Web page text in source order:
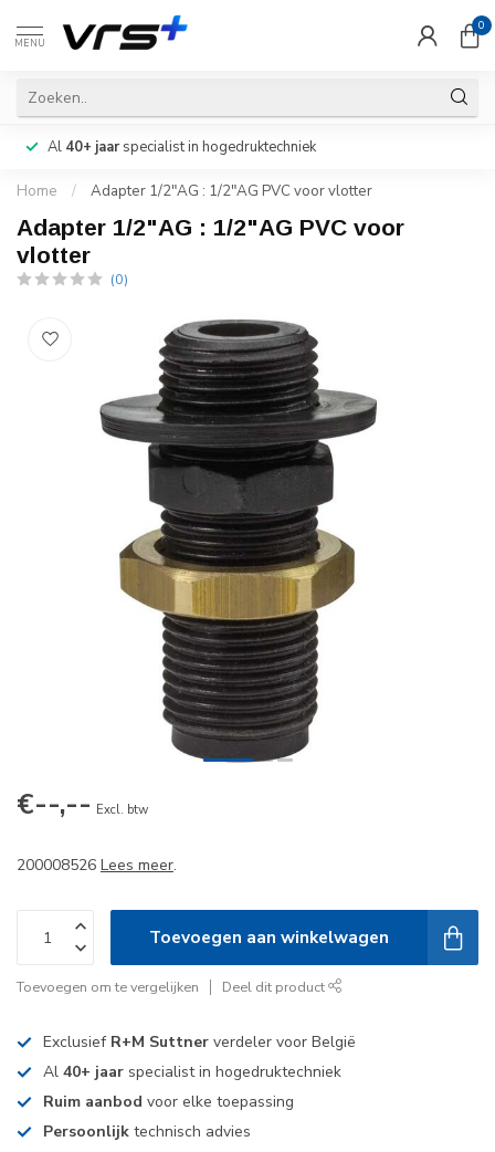
MENU
0
Al 40+ jaarspecialist in hogedruktechniek
Home / Adapter 1/2"AG : 1/2"AG PVC voor vlotter
Adapter 1/2"AG : 1/2"AG PVC voor
vlotter
(0)
€--,-- Excl. btw
200008526 Lees meer.
Toevoegen aan winkelwagen
Toevoegen om te vergelijken Deel dit product
Exclusief R+M Suttner verdeler voor België
Al 40+ jaar specialist in hogedruktechniek
Ruim aanbod voor elke toepassing
Persoonlijk technisch advies